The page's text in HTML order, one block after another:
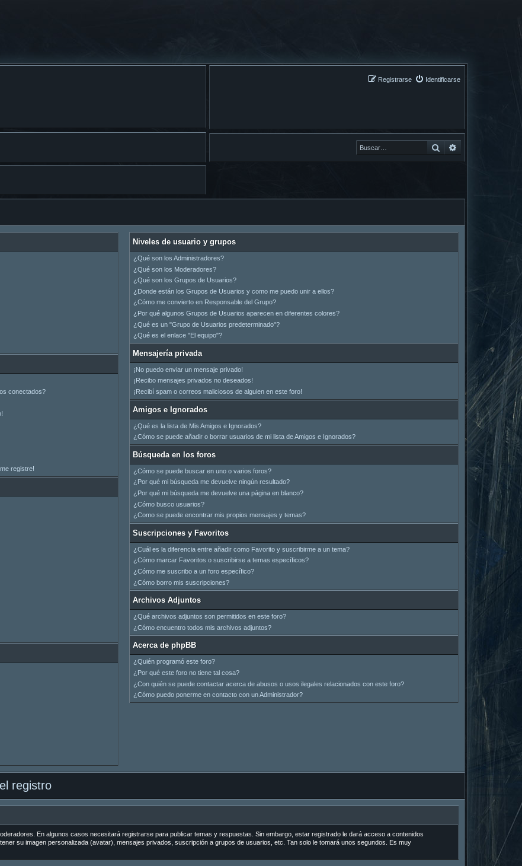
Identificarse
Registrarse
Buscar
conectados?
registre!
Niveles de usuario y grupos
¿Qué son los Administradores?
¿Qué son los Moderadores?
¿Qué son los Grupos de Usuarios?
¿Donde están los Grupos de Usuarios y como me puedo unir a ellos?
¿Cómo me convierto en Responsable del Grupo?
¿Por qué algunos Grupos de Usuarios aparecen en diferentes colores?
¿Qué es un "Grupo de Usuarios predeterminado"?
¿Qué es el enlace "El equipo"?
Mensajería privada
¡No puedo enviar un mensaje privado!
¡Recibo mensajes privados no deseados!
¡Recibí spam o correos maliciosos de alguien en este foro!
Amigos e Ignorados
¿Qué es la lista de Mis Amigos e Ignorados?
¿Cómo se puede añadir o borrar usuarios de mi lista de Amigos e Ignorados?
Búsqueda en los foros
¿Cómo se puede buscar en uno o varios foros?
¿Por qué mi búsqueda me devuelve ningún resultado?
¿Por qué mi búsqueda me devuelve una página en blanco?
¿Cómo busco usuarios?
¿Como se puede encontrar mis propios mensajes y temas?
Suscripciones y Favoritos
¿Cuál es la diferencia entre añadir como Favorito y suscribirme a un tema?
¿Cómo marcar Favoritos o suscribirse a temas específicos?
¿Cómo me suscribo a un foro específico?
¿Cómo borro mis suscripciones?
Archivos Adjuntos
¿Qué archivos adjuntos son permitidos en este foro?
¿Cómo encuentro todos mis archivos adjuntos?
Acerca de phpBB
¿Quién programó este foro?
¿Por qué este foro no tiene tal cosa?
¿Con quién se puede contactar acerca de abusos o usos ilegales relacionados con este foro?
¿Cómo puedo ponerme en contacto con un Administrador?
registro
En algunos casos necesitará registrarse para publicar temas y respuestas. Sin embargo, estar registrado le dará acceso a contenidos
su imagen personalizada (avatar), mensajes privados, suscripción a grupos de usuarios, etc. Tan solo le tomará unos segundos. Es muy